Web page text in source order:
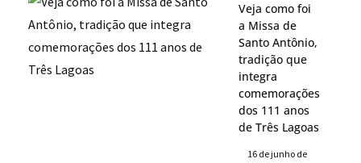
Veja como foi
a Missa de
Santo Antônio,
tradição que
integra
comemorações
dos 111 anos
de Três Lagoas
16 de junho de